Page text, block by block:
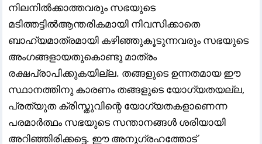
നിലനിൽക്കാത്തവരും സഭയുടെ
മടിത്തട്ടിൽആന്തരികമായി നിവസിക്കാതെ
ബാഹ്യമാത്രമായി കഴിഞ്ഞുകൂടുന്നവരും സഭയുടെ
അംഗങ്ങളായതുകൊണ്ടു മാത്രം
രക്ഷപ്രാപിക്കുകയില്ല. തങ്ങളുടെ ഉന്നതമായ ഈ
സ്ഥാനത്തിനു കാരണം തങ്ങളുടെ യോഗ്യതയല്ല,
പ്രത്യുത ക്രിസ്തുവിന്റെ യോഗ്യതകളാണെന്ന
പരമാർത്ഥം സഭയുടെ സന്താനങ്ങൾ ശരിയായി
അറിഞ്ഞിരിക്കട്ടെ. ഈ അനുഗ്രഹത്തോട്‌